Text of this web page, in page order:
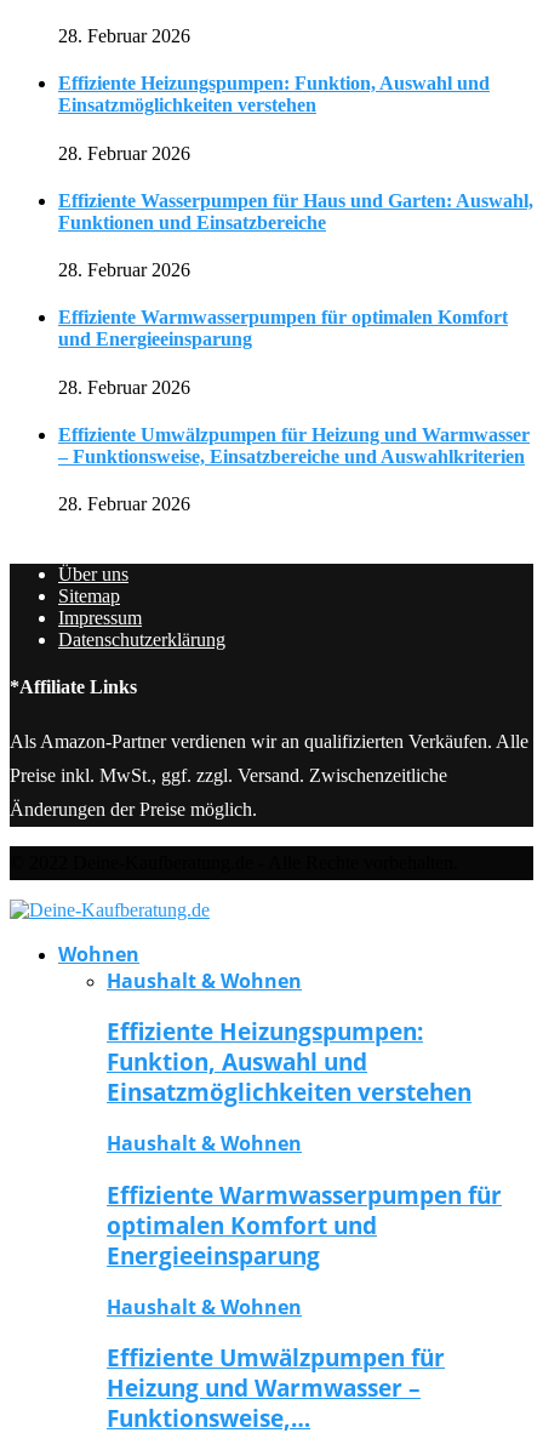
28. Februar 2026
Effiziente Heizungspumpen: Funktion, Auswahl und
Einsatzmöglichkeiten verstehen
28. Februar 2026
Effiziente Wasserpumpen für Haus und Garten: Auswahl,
Funktionen und Einsatzbereiche
28. Februar 2026
Effiziente Warmwasserpumpen für optimalen Komfort
und Energieeinsparung
28. Februar 2026
Effiziente Umwälzpumpen für Heizung und Warmwasser
– Funktionsweise, Einsatzbereiche und Auswahlkriterien
28. Februar 2026
Über uns
Sitemap
Impressum
Datenschutzerklärung
*Affiliate Links
Als Amazon-Partner verdienen wir an qualifizierten Verkäufen. Alle
Preise inkl. MwSt., ggf. zzgl. Versand. Zwischenzeitliche
Änderungen der Preise möglich.
Wohnen
Haushalt & Wohnen
Effiziente Heizungspumpen:
Funktion, Auswahl und
Einsatzmöglichkeiten verstehen
Haushalt & Wohnen
Effiziente Warmwasserpumpen für
optimalen Komfort und
Energieeinsparung
Haushalt & Wohnen
Effiziente Umwälzpumpen für
Heizung und Warmwasser –
Funktionsweise,…